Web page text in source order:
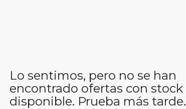
Lo sentimos, pero no se han
encontrado ofertas con stock
disponible. Prueba más tarde.